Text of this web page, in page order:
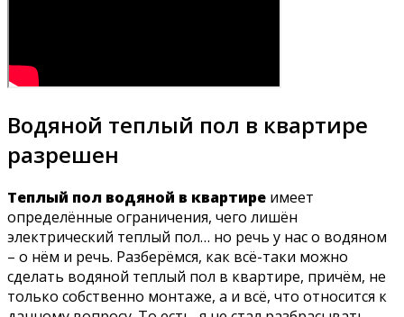
Водяной теплый пол в квартире
разрешен
Теплый пол водяной в квартире имеет
определённые ограничения, чего лишён
электрический теплый пол… но речь у нас о водяном
– о нём и речь. Разберёмся, как всё-таки можно
сделать водяной теплый пол в квартире, причём, не
только собственно монтаже, а и всё, что относится к